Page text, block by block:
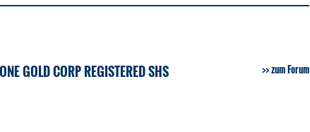
GOLD CORP REGISTERED SHS zum Forum